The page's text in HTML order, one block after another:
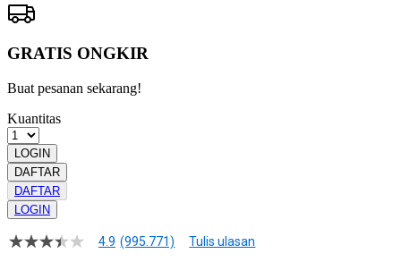
GRATIS ONGKIR
Buat pesanan sekarang!
Kuantitas
LOGIN
DAFTAR
DAFTAR
LOGIN
4.9
4.9 (995.771) Tulis ulasan